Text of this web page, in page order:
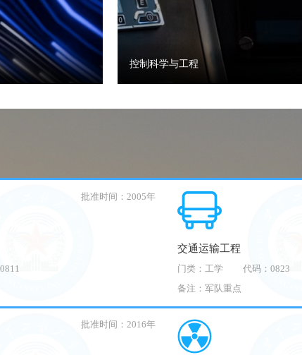
控制科学与工程
批准时间：2005年
交通运输工程
门类：工学
代码：0823
备注：军队重点
批准时间：2016年